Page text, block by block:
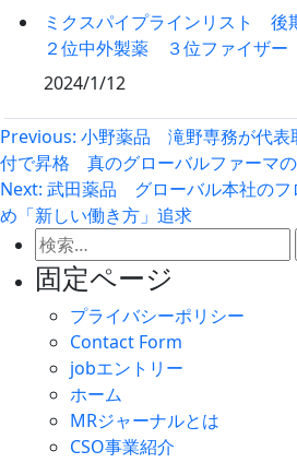
ミクスパイプラインリスト
２位中外製薬 ３位ファイザ
2024/1/12
投
稿
ナ
ビ
ゲ
Previous: 小野薬品 滝野専務が代表
付で昇格 真のグローバルファーマ
Next: 武田薬品 グローバル本社の
め「新しい働き方」追求
検
索:
固定ページ
プライバシーポリシー
Contact Form
jobエントリー
ホーム
MRジャーナルとは
CSO事業紹介